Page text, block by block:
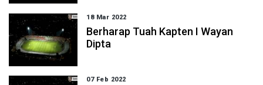
18 Mar 2022
Berharap Tuah Kapten I Wayan
Dipta
07 Feb 2022